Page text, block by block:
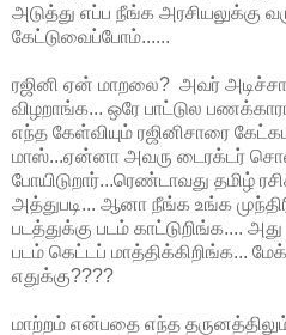
அடுத்து எப்ப நீங்க அரசியலுக்கு
கேட்டுவைப்போம்......
ரஜினி ஏன் மாறலை? அவர் அடிச்சா
விழறாங்க... ஒரே பாட்டுல பணக்காரா
எந்த கேள்வியும் ரஜினிசாரை
மாஸ்...ஏன்னா அவரு டைரக்டர்
போயிடுறார்...ரெண்டாவது தமிழ்
அத்துபடி... ஆனா நீங்க உங்க
படத்துக்கு படம் காட்டுறிங்க....
படம் கெட்டப் மாத்திக்கிறிங்க...
எதுக்கு????
மாற்றம் என்பதை எந்த